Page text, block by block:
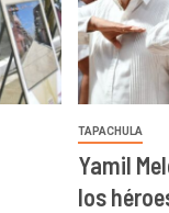
TAPACHULA
Yamil
los